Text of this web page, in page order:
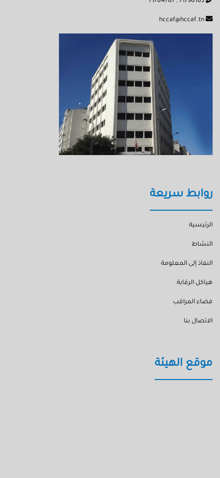
روابط سريعة
الرئيسية
النشاط
النفاذ إلى المعلومة
هياكل الرقابة
فضاء المراقب
الاتصال بنا
موقع الهيئة